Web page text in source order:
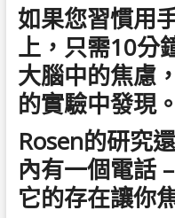
如果您習慣用
上，只需10分
大腦中的焦慮
的實驗中發現。
Rosen的研究
內有一個電話
它的存在讓你